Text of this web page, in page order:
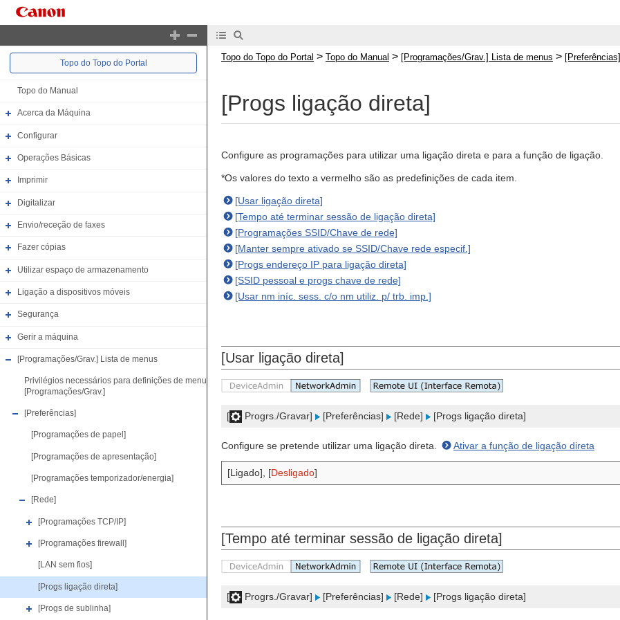
Topo do Topo do Portal
Topo do Manual
Acerca da Máquina
Configurar
Operações Básicas
Imprimir
Digitalizar
Envio/receção de faxes
Fazer cópias
Utilizar espaço de armazenamento
Ligação a dispositivos móveis
Segurança
Gerir a máquina
[Programações/Grav.] Lista de menus
Privilégios necessários para definições de menu
[Programações/Grav.]
[Preferências]
[Programações de papel]
[Programações de apresentação]
[Programações temporizador/energia]
[Rede]
[Programações TCP/IP]
[Programações firewall]
[LAN sem fios]
[Progs ligação direta]
[Progs de sublinha]
Topo do Topo do Portal > Topo do Manual > [Programações/Grav.] Lista de menus > [Preferências]
[Progs ligação direta]
Configure as programações para utilizar uma ligação direta e para a função de ligação.
*Os valores do texto a vermelho são as predefinições de cada item.
[Usar ligação direta]
[Tempo até terminar sessão de ligação direta]
[Programações SSID/Chave de rede]
[Manter sempre ativado se SSID/Chave rede especif.]
[Progs endereço IP para ligação direta]
[SSID pessoal e progs chave de rede]
[Usar nm iníc. sess. c/o nm utiliz. p/ trb. imp.]
[Usar ligação direta]
[ Progrs./Gravar] [Preferências] [Rede] [Progs ligação direta]
Configure se pretende utilizar uma ligação direta. Ativar a função de ligação direta
[Ligado], [Desligado]
[Tempo até terminar sessão de ligação direta]
[ Progrs./Gravar] [Preferências] [Rede] [Progs ligação direta]